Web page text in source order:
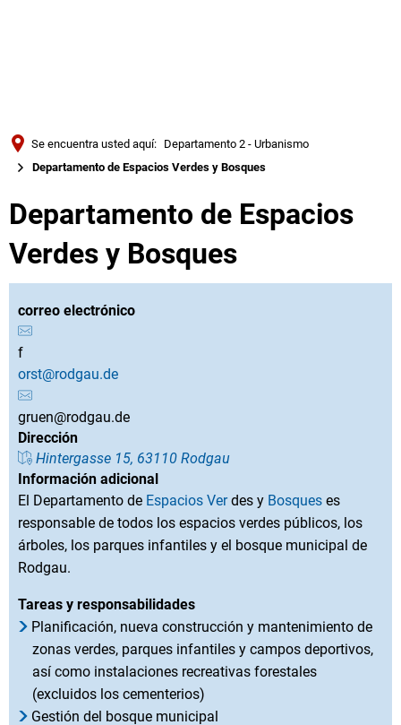
Русский
Deutsch
Se encuentra usted aquí: Departamento 2 - Urbanismo
Departamento de Espacios Verdes y Bosques
Departamento de Espacios
Verdes y Bosques
correo electrónico
f
orst@rodgau.de
gruen@rodgau.de
Dirección
Hintergasse 15, 63110 Rodgau
Información adicional
El Departamento de Espacios Verdes y Bosques es
responsable de todos los espacios verdes públicos, los
árboles, los parques infantiles y el bosque municipal de
Rodgau.
Tareas y responsabilidades
Planificación, nueva construcción y mantenimiento de
zonas verdes, parques infantiles y campos deportivos,
así como instalaciones recreativas forestales
(excluidos los cementerios)
Gestión del bosque municipal